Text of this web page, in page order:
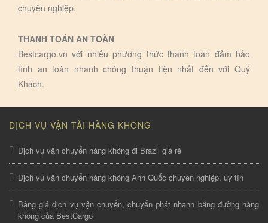
chuyên nghiệp.
THANH TOÁN AN TOÀN
Bestcargo.vn với nhiếu phương thức thanh toán đảm bảo
tính an toàn nhanh chóng thuận tiện nhất đến với Quý
Khách.
DỊCH VỤ VẬN TẢI HÀNG KHÔNG
Dịch vụ vận chuyển hàng không đi Brazil giá rẻ
Dịch vụ vận chuyển hàng không Anh Quốc chuyên nghiệp, uy tín
Bảng giá dịch vụ vận chuyển, chuyển phát nhanh bằng đường hàng
không của BestCargo